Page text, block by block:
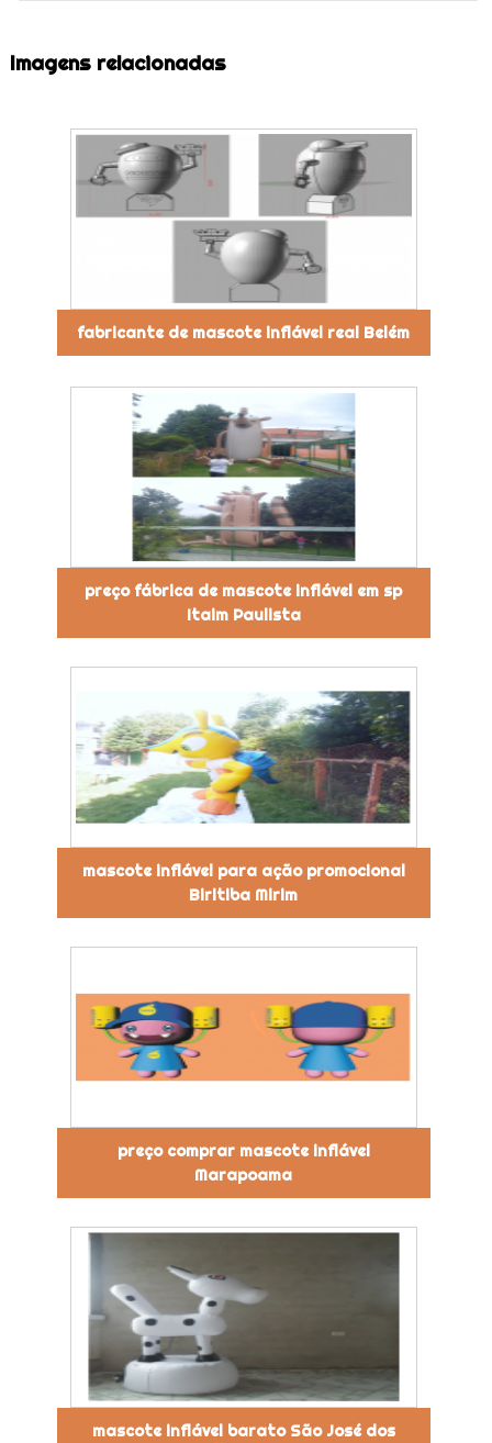
Imagens relacionadas
fabricante de mascote inflável real Belém
preço fábrica de mascote inflável em sp
Itaim Paulista
mascote inflável para ação promocional
Biritiba Mirim
preço comprar mascote inflável
Marapoama
mascote inflável barato São José dos